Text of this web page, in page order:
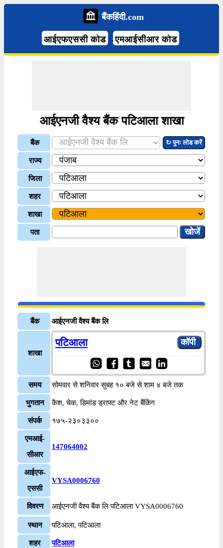
बैंकहिंदी.com
आईएफएससी कोड एमआईसीआर कोड
आईएनजी वैश्य बैंक पटिआला शाखा
बैंक ↻ पुनः लोड करें
राज्य
जिला
शहर
शाखा
पता
बैंक आईएनजी वैश्य बैंक लि
शाखा
पटिआला
समय सोमवार से शनिवार सुबह १० बजे से शाम ४ बजे तक
भुगतान कैश, चेक, डिमांड ड्राफ्ट और नेट बैंकिंग
संपर्क १७५-२३०३३००
एमआई-
सीआर
147064002
आईएफ-
एससी
VYSA0006760
विवरण आईएनजी वैश्य बैंक लि पटिआला VYSA0006760
स्थान पटिआला, पटिआला
शहर पटिआला